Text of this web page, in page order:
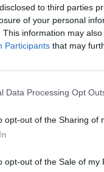
to third parties
of your personal
This information may
Participants that may
Data Processing Opt
opt-out of the Sharing of
opt-out of the Sale of my
generiche,
il
benefici riservati
di quelle
(sentenza
opposta alla